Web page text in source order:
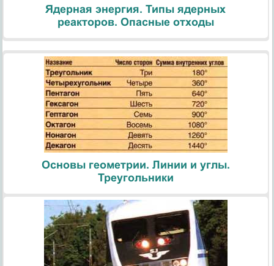
Ядерная энергия. Типы ядерных
реакторов. Опасные отходы
Основы геометрии. Линии и углы.
Треугольники